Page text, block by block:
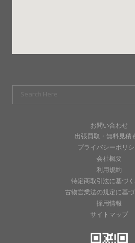
お問い合わせ
出張買取・無料見積
プライバシーポリ
会社概要
利用規約
特定商取引法に基づ
古物営業法の規定に基
採用情報
サイトマップ